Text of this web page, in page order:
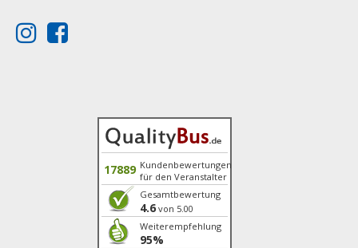
17889 Kundenbewertungen
für den Veranstalter
Gesamtbewertung
4.6 von 5.00
Weiterempfehlung
95%